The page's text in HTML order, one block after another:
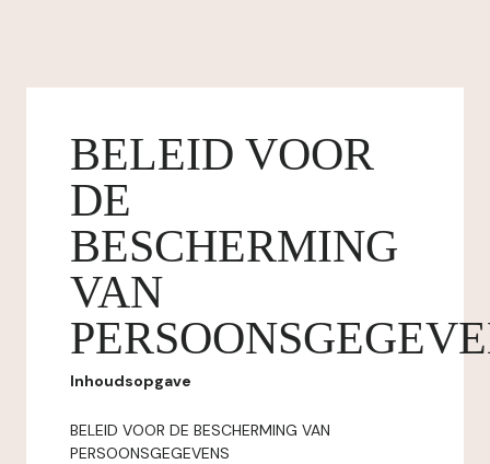
BELEID VOOR
DE
BESCHERMING
VAN
Inhoudsopgave
BELEID VOOR DE BESCHERMING VAN
PERSOONSGEGEVENS